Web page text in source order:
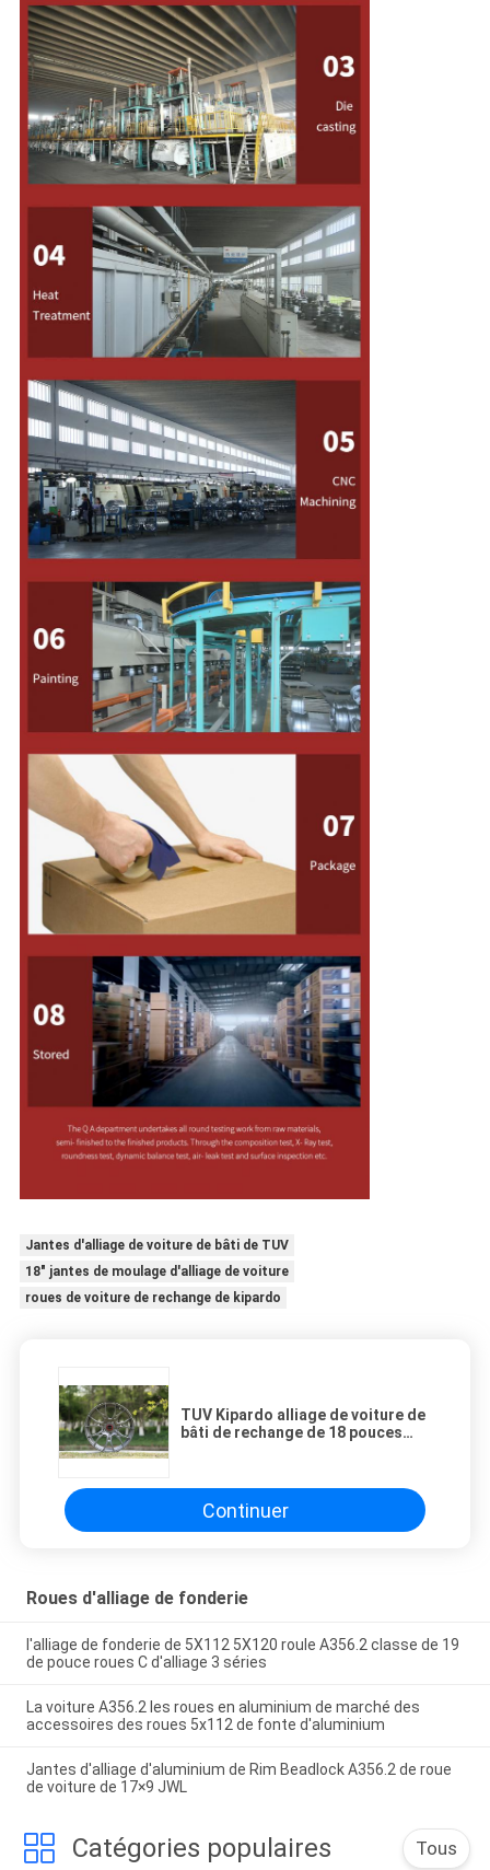
Jantes d'alliage de voiture de bâti de TUV
18" jantes de moulage d'alliage de voiture
roues de voiture de rechange de kipardo
TUV Kipardo alliage de voiture de
bâti de rechange de 18 pouces
Continuer
Roues d'alliage de fonderie
l'alliage de fonderie de 5X112 5X120 roule A356.2 classe de 19
de pouce roues C d'alliage 3 séries
La voiture A356.2 les roues en aluminium de marché des
accessoires des roues 5x112 de fonte d'aluminium
Jantes d'alliage d'aluminium de Rim Beadlock A356.2 de roue
de voiture de 17×9 JWL
Catégories populaires Tous